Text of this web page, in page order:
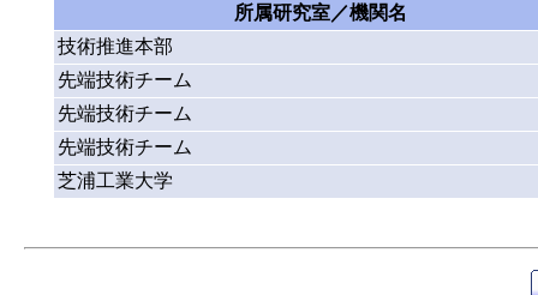
所属研究室／機関名
技術推進本部
先端技術チーム
先端技術チーム
先端技術チーム
芝浦工業大学